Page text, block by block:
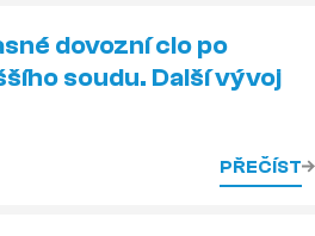
dovozní clo po
soudu. Další vývoj
PŘEČÍST